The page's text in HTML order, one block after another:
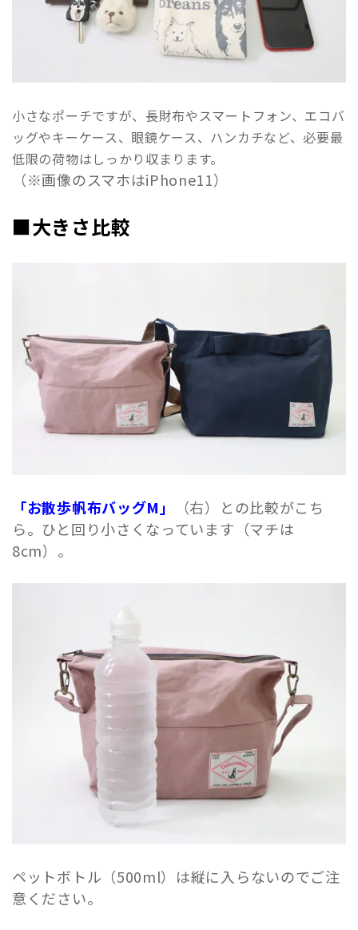
小さなポーチですが、長財布やスマートフォン、エコバ
ッグやキーケース、眼鏡ケース、ハンカチなど、必要最
低限の荷物はしっかり収まります。
（※画像のスマホはiPhone11）
■大きさ比較
「お散歩帆布バッグM」
（右）との比較がこち
ら。ひと回り小さくなっています（マチは
8cm）。
ペットボトル（500ml）は縦に入らないのでご注
意ください。